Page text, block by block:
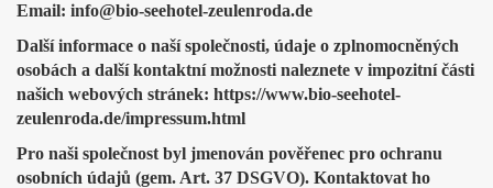
Email: info@bio-seehotel-zeulenroda.de
Další informace o naší společnosti, údaje o zplnomocněných
osobách a další kontaktní možnosti naleznete v impozitní části
našich webových stránek: https://www.bio-seehotel-
zeulenroda.de/impressum.html
Pro naši společnost byl jmenován pověřenec pro ochranu
osobních údajů (gem. Art. 37 DSGVO). Kontaktovat ho